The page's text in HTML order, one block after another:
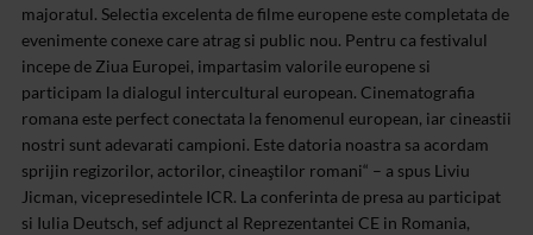
majoratul. Selectia excelenta de filme europene este completata de
evenimente conexe care atrag si public nou. Pentru ca festivalul
incepe de Ziua Europei, impartasim valorile europene si
participam la dialogul intercultural european. Cinematografia
romana este perfect conectata la fenomenul european, iar cineastii
nostri sunt adevarati campioni. Este datoria noastra sa acordam
sprijin regizorilor, actorilor, cineaştilor romani“ – a spus Liviu
Jicman, vicepresedintele ICR. La conferinta de presa au participat
si Iulia Deutsch, sef adjunct al Reprezentantei CE in Romania,